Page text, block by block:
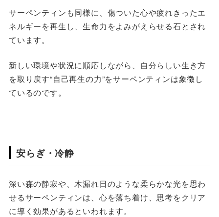
サーペンティンも同様に、傷ついた心や疲れきったエ
ネルギーを再生し、生命力をよみがえらせる石とされ
ています。
新しい環境や状況に順応しながら、自分らしい生き方
を取り戻す“自己再生の力”をサーペンティンは象徴し
ているのです。
安らぎ・冷静
深い森の静寂や、木漏れ日のような柔らかな光を思わ
せるサーペンティンは、心を落ち着け、思考をクリア
に導く効果があるといわれます。